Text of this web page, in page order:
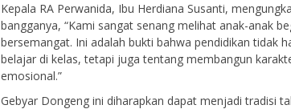
Kepala RA Perwanida, Ibu Herdiana Susanti,
bangganya, “Kami sangat senang melihat anak-anak
bersemangat. Ini adalah bukti bahwa pendidikan tidak
belajar di kelas, tetapi juga tentang membangun
emosional.”
Gebyar Dongeng ini diharapkan dapat menjadi tradisi